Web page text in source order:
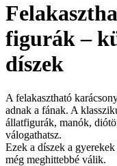
figurák –
díszek
A felakasztható
adnak a fának. A
állatfigurák, manók,
válogathatsz.
Ezek a díszek a
még meghittebbé válik.